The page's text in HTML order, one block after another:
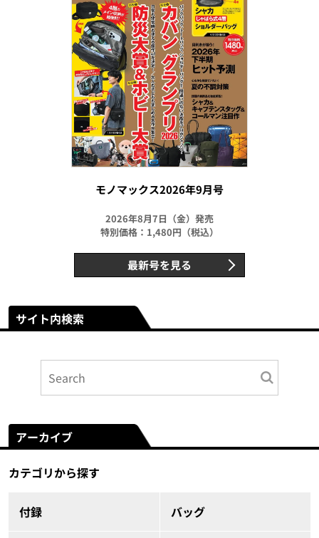
モノマックス2026年9月号
2026年8月7日（金）発売
特別価格：1,480円（税込）
最新号を見る
サイト内検索
アーカイブ
カテゴリから探す
付録 バッグ